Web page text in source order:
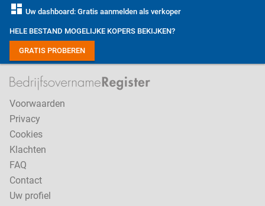
dashboard Uw dashboard: Gratis aanmelden als verkoper
HELE BESTAND MOGELIJKE KOPERS BEKIJKEN?
GRATIS PROBEREN
Voorwaarden
Privacy
Cookies
Klachten
FAQ
Contact
Uw profiel